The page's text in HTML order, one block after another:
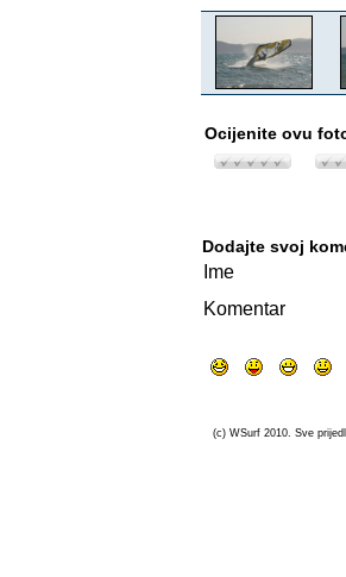
Ocijenite ovu
Dodajte svoj
Ime
Komentar
(c) WSurf 2010. Sve